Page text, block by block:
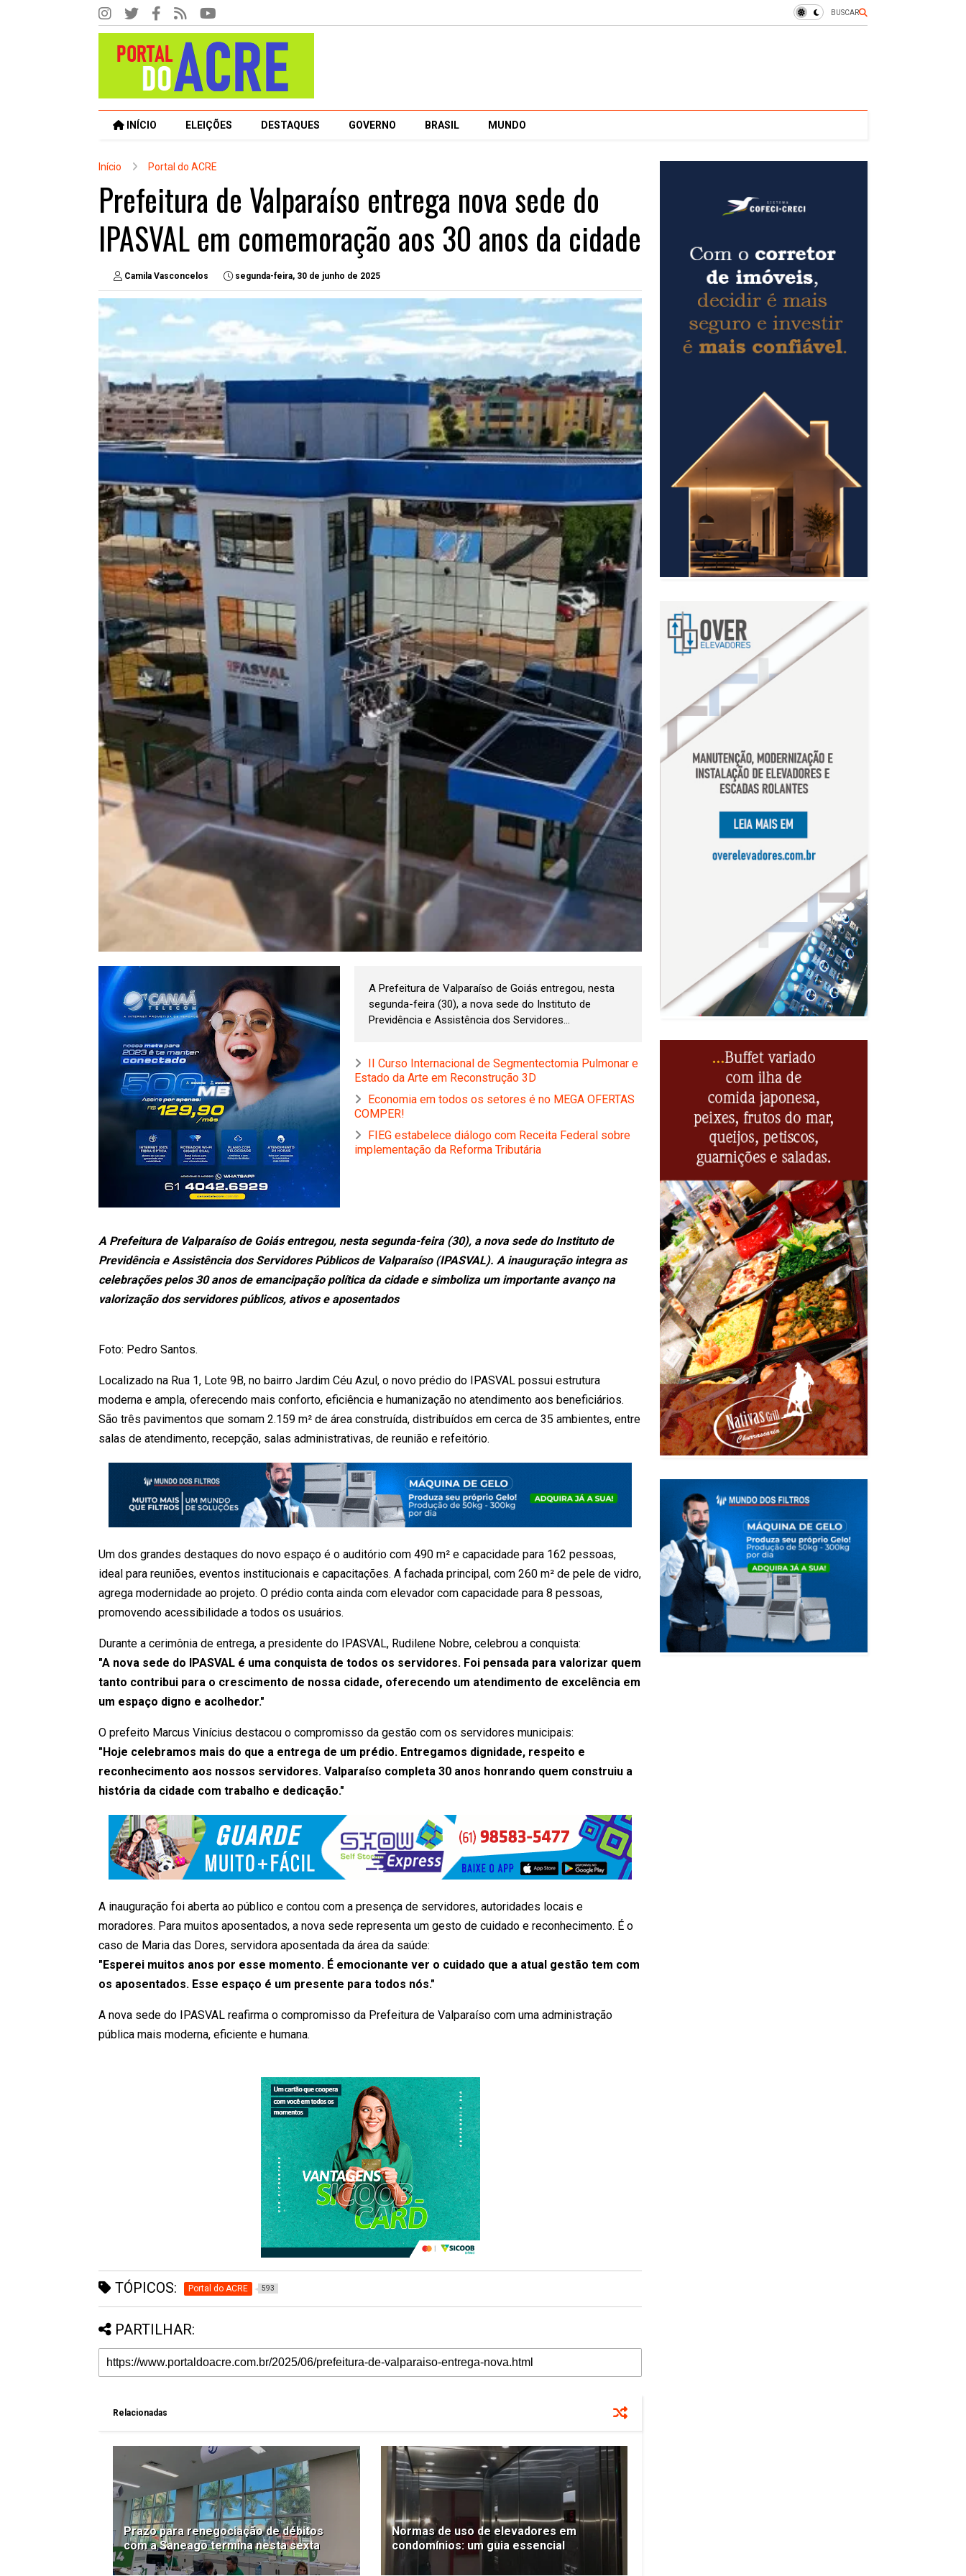
BUSCAR
INÍCIO ELEIÇÕES DESTAQUES GOVERNO BRASIL MUNDO
Início Portal do ACRE
Prefeitura de Valparaíso entrega nova sede do
IPASVAL em comemoração aos 30 anos da cidade
Camila Vasconcelos segunda-feira, 30 de junho de 2025
A Prefeitura de Valparaíso de Goiás entregou, nesta
segunda-feira (30), a nova sede do Instituto de
Previdência e Assistência dos Servidores...
II Curso Internacional de Segmentectomia Pulmonar e
Estado da Arte em Reconstrução 3D
Economia em todos os setores é no MEGA OFERTAS
COMPER!
FIEG estabelece diálogo com Receita Federal sobre
implementação da Reforma Tributária
A Prefeitura de Valparaíso de Goiás entregou, nesta segunda-feira (30), a nova sede do Instituto de
Previdência e Assistência dos Servidores Públicos de Valparaíso (IPASVAL). A inauguração integra as
celebrações pelos 30 anos de emancipação política da cidade e simboliza um importante avanço na
valorização dos servidores públicos, ativos e aposentados
Foto: Pedro Santos.
Localizado na Rua 1, Lote 9B, no bairro Jardim Céu Azul, o novo prédio do IPASVAL possui estrutura
moderna e ampla, oferecendo mais conforto, eficiência e humanização no atendimento aos beneficiários.
São três pavimentos que somam 2.159 m² de área construída, distribuídos em cerca de 35 ambientes, entre
salas de atendimento, recepção, salas administrativas, de reunião e refeitório.
Um dos grandes destaques do novo espaço é o auditório com 490 m² e capacidade para 162 pessoas,
ideal para reuniões, eventos institucionais e capacitações. A fachada principal, com 260 m² de pele de vidro,
agrega modernidade ao projeto. O prédio conta ainda com elevador com capacidade para 8 pessoas,
promovendo acessibilidade a todos os usuários.
Durante a cerimônia de entrega, a presidente do IPASVAL, Rudilene Nobre, celebrou a conquista:
"A nova sede do IPASVAL é uma conquista de todos os servidores. Foi pensada para valorizar quem
tanto contribui para o crescimento de nossa cidade, oferecendo um atendimento de excelência em
um espaço digno e acolhedor."
O prefeito Marcus Vinícius destacou o compromisso da gestão com os servidores municipais:
"Hoje celebramos mais do que a entrega de um prédio. Entregamos dignidade, respeito e
reconhecimento aos nossos servidores. Valparaíso completa 30 anos honrando quem construiu a
história da cidade com trabalho e dedicação."
A inauguração foi aberta ao público e contou com a presença de servidores, autoridades locais e
moradores. Para muitos aposentados, a nova sede representa um gesto de cuidado e reconhecimento. É o
caso de Maria das Dores, servidora aposentada da área da saúde:
"Esperei muitos anos por esse momento. É emocionante ver o cuidado que a atual gestão tem com
os aposentados. Esse espaço é um presente para todos nós."
A nova sede do IPASVAL reafirma o compromisso da Prefeitura de Valparaíso com uma administração
pública mais moderna, eficiente e humana.
TÓPICOS: Portal do ACRE 593
PARTILHAR:
Relacionadas
Prazo para renegociação de débitos
com a Saneago termina nesta sexta
Normas de uso de elevadores em
condomínios: um guia essencial